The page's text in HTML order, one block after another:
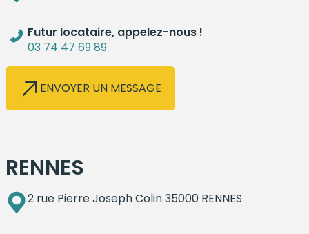
Futur locataire, appelez-nous !
03 74 47 69 89
ENVOYER UN MESSAGE
RENNES
2 rue Pierre Joseph Colin 35000 RENNES